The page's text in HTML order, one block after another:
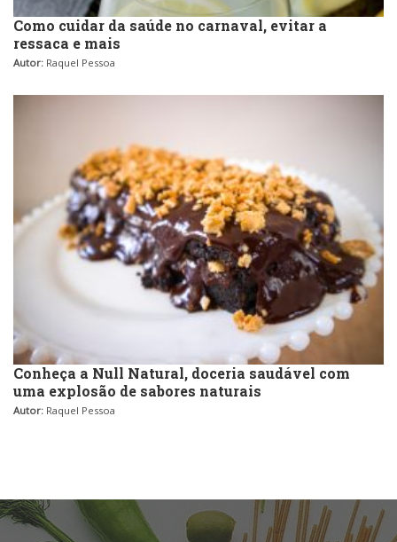
Como cuidar da saúde no carnaval, evitar a
ressaca e mais
Autor: Raquel Pessoa
Conheça a Null Natural, doceria saudável com
uma explosão de sabores naturais
Autor: Raquel Pessoa